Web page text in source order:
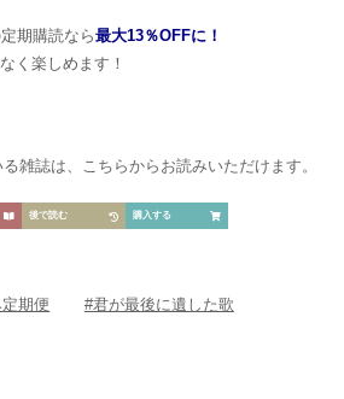
期購読なら最大13％OFFに！
く楽しめます！
雑誌は、こちらからお読みいただけます。
後で読む 購入する
期便 #君が最後に遺した歌